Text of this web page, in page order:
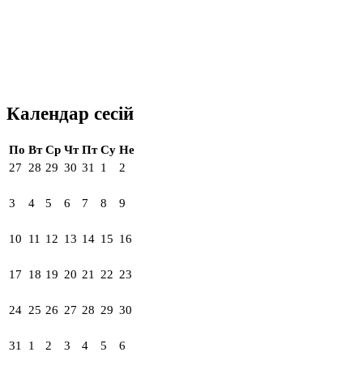
Календар сесій
По Вт Ср Чт Пт Су Не
27 28 29 30 31 1 2
3 4 5 6 7 8 9
10 11 12 13 14 15 16
17 18 19 20 21 22 23
24 25 26 27 28 29 30
31 1 2 3 4 5 6